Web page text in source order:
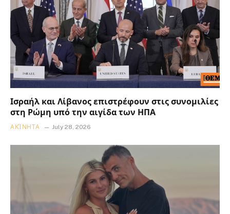
Ισραήλ και Λίβανος επιστρέφουν στις συνομιλίες
στη Ρώμη υπό την αιγίδα των ΗΠΑ
ΑΚΊΝΗΤΑ July 28, 2026